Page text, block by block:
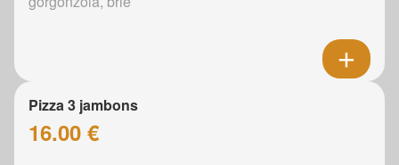
Pizza 3 jambons
16.00 €